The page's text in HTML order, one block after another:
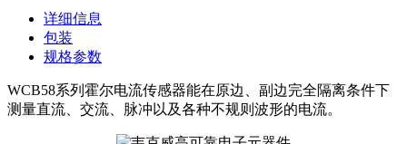
详细信息
包装
规格参数
WCB58系列霍尔电流传感器能在原边、副边完全隔离条件下
测量直流、交流、脉冲以及各种不规则波形的电流。